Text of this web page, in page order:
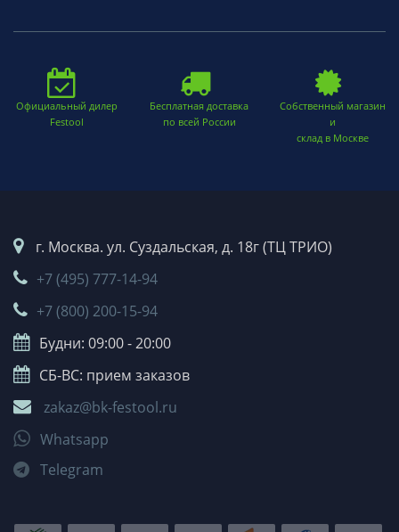
Официальный дилер
Festool
Бесплатная доставка
по всей России
Собственный магазин
и
склад в Москве
г. Москва. ул. Суздальская, д. 18г (ТЦ ТРИО)
+7 (495) 777-14-94
+7 (800) 200-15-94
Будни: 09:00 - 20:00
СБ-ВС: прием заказов
zakaz@bk-festool.ru
Whatsapp
Telegram